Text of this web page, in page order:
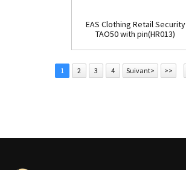
EAS Clothing Retail Security
TAO50 with pin(HR013)
1 2 3 4 Suivant> >>